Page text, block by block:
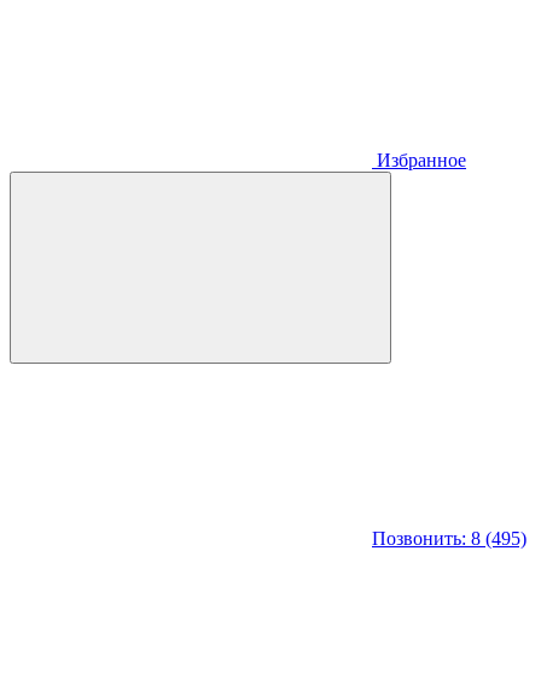
Избранное
Позвонить: 8 (495)